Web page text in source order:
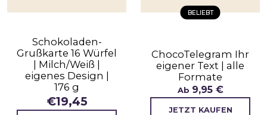
Schokoladen-
Grußkarte 16 Würfel
| Milch/Weiß |
eigenes Design |
176 g
€19,45
BELIEBT
ChocoTelegram Ihr
eigener Text | alle
Formate
Ab 9,95 €
JETZT KAUFEN